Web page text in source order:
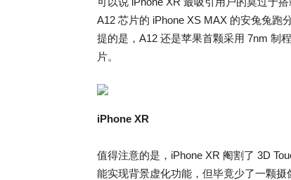
A12 芯片的 iPhone XS MAX 的安兔兔跑
提的是，A12 还是苹果首颗采用 7nm 制
片。
iPhone XR
值得注意的是，iPhone XR 阉割了 3D
能实现背景虚化功能，但毕竟少了一颗